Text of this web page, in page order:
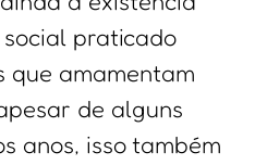
praticado
que amamentam
de alguns
anos, isso também